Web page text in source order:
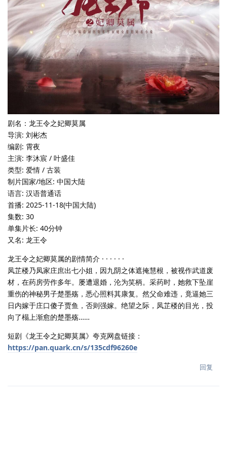
剧名：龙王令之妃卿莫属
导演: 刘彬杰
编剧: 霄夜
主演: 李沐宸 / 叶盛佳
类型: 爱情 / 古装
制片国家/地区: 中国大陆
语言: 汉语普通话
首播: 2025-11-18(中国大陆)
集数: 30
单集片长: 40分钟
又名: 龙王令
龙王令之妃卿莫属的剧情简介 · · · · · ·
凤芷楼乃凤家庄庶出七小姐，因九阴之体遮掩慧根，被视作武道废
材，在药房劳作多年。屡遭退婚，沦为笑柄。采药时，她救下坠崖
重伤的神秘男子楚墨殇，悉心照料其康复。然父命难违，竟逼她三
日内嫁于庄口傻子贾鱼，否则强嫁。绝望之际，凤芷楼的目光，投
向了榻上渐愈的楚墨殇……
短剧《龙王令之妃卿莫属》夸克网盘链接：
https://pan.quark.cn/s/135cdf96260e
回复